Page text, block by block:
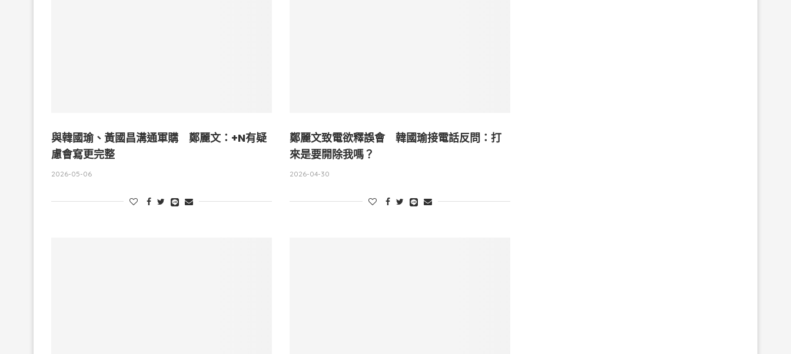
與韓國瑜、黃國昌溝通軍購 鄭麗文：+N有疑
慮會寫更完整
2026-05-06
鄭麗文致電欲釋誤會 韓國瑜接電話反問：打
來是要開除我嗎？
2026-04-30